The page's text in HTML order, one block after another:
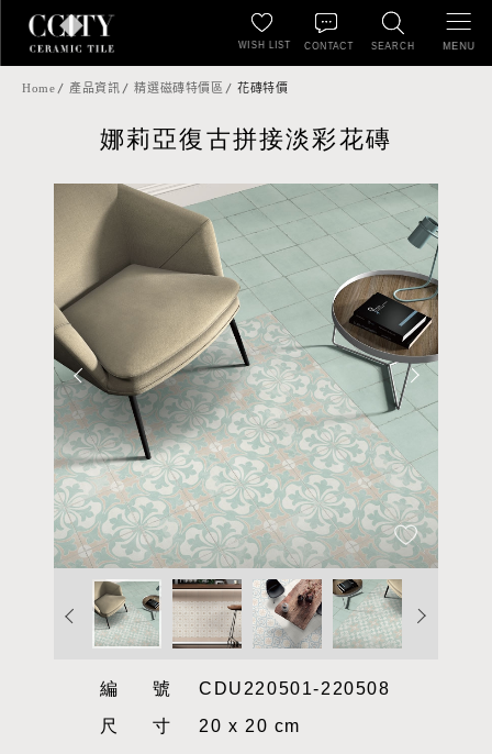
SEARCH
WISH LIST CONTACT MENU
Home 產品資訊 精選磁磚特價區 花磚特價
娜莉亞復古拼接淡彩花磚
編號CDU220501-220508
尺寸20 x 20 cm